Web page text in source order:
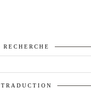
RECHERCHE
TRADUCTION